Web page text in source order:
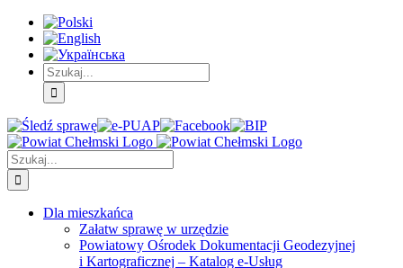
Skip
Treść
główna
Skip
Menu
główne
Skip
Menu
dodatkowe
Szukaj
Śledź
sprawę
E-
PUAP
Facebook BIP Instagram
Szukaj
Dla mieszkańca
Załatw sprawę w urzędzie
Powiatowy Ośrodek Dokumentacji Geodezyjnej
i Kartograficznej – Katalog e-Usług